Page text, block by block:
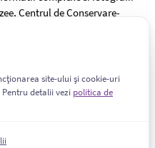
Centrul de Conservare-
util a informatiilor si
personalizat.
site-ului și cookie-uri
detalii vezi politica de